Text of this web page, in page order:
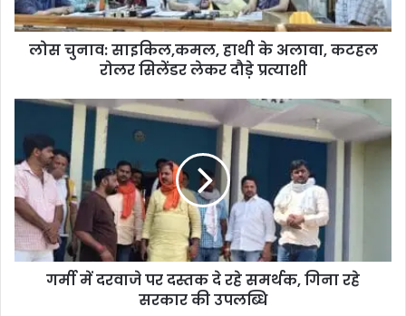
लोस चुनाव: साइकिल,कमल, हाथी के अलावा, कटहल
रोलर सिलेंडर लेकर दौड़े प्रत्याशी
गर्मी में दरवाजे पर दस्तक दे रहे समर्थक, गिना रहे
सरकार की उपलब्धि